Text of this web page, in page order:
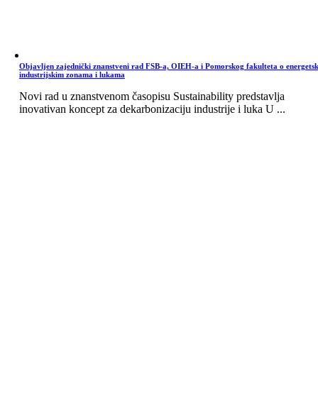
Objavljen zajednički znanstveni rad FSB-a, OIEH-a i Pomorskog fakulteta o
industrijskim zonama i lukama
Novi rad u znanstvenom časopisu Sustainability predstavlja
inovativan koncept za dekarbonizaciju industrije i luka U ...